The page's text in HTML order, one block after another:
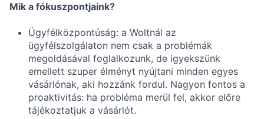
Mik a fókuszpontjaink?
Ügyfélközpontúság: a Woltnál az
ügyfélszolgálaton nem csak a problémák
megoldásával foglalkozunk, de igyekszünk
emellett szuper élményt nyújtani minden egyes
vásárlónak, aki hozzánk fordul. Nagyon fontos a
proaktivitás: ha probléma merül fel, akkor előre
tájékoztatjuk a vásárlót.